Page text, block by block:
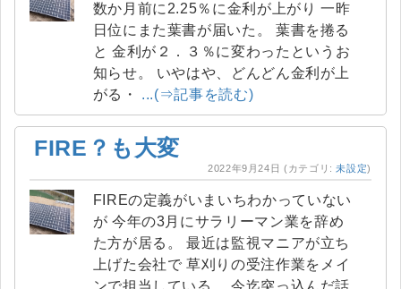
数か月前に2.25％に金利が上がり 一昨
日位にまた葉書が届いた。 葉書を捲る
と 金利が２．３％に変わったというお
知らせ。 いやはや、どんどん金利が上
がる・ ...(⇒記事を読む)
FIRE？も大変
2022年9月24日 (カテゴリ:未設定)
FIREの定義がいまいちわかっていない
が 今年の3月にサラリーマン業を辞め
た方が居る。 最近は監視マニアが立ち
上げた会社で 草刈りの受注作業をメイ
ンで担当している。 今迄突っ込んだ話